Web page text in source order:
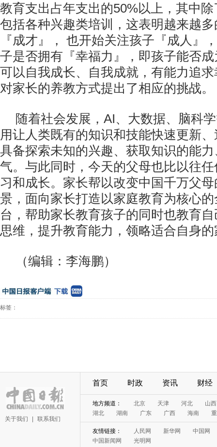
教育支出占年支出的50%以上，其中
包括各种兴趣类培训，这表明越来越
『成才』， 也开始关注孩子『成人』
子是否拥有『幸福力』，即孩子能否
可以自我成长、自我成就，有能力追
对家长的养教方式提出了相应的挑战。
随着社会发展，AI、大数据、脑科
用让人类既有的知识和技能快速更新
具备探索未知的兴趣、获取知识的能
气。与此同时，今天的父母也比以往
习和成长。家长帮以改变中国千万父
景，面向家长打造以家庭教育为核心
台，帮助家长教育孩子的同时也教育
思维，提升教育能力，领略适合自身
（编辑：李海鹏）
标签：
关于我们 联系我们
首页 时政 资讯 财经
地方频道： 北京 天津 河北
山西
湖北
湖南 广东 广西 海南
友情链接： 人民网 新华网
中国网
中国新闻网
光明网